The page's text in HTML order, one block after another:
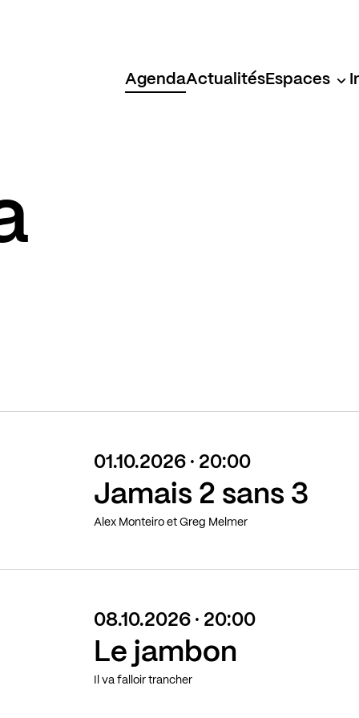
AgendaActualitésEspaces
01.10.2026 · 20:00
Jamais 2 sans 3
Alex Monteiro et Greg Melmer
08.10.2026 · 20:00
Le jambon
Il va falloir trancher